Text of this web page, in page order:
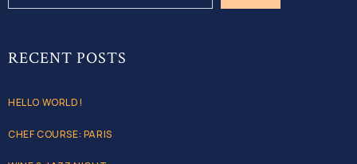
RECENT POSTS
HELLO WORLD!
CHEF COURSE: PARIS